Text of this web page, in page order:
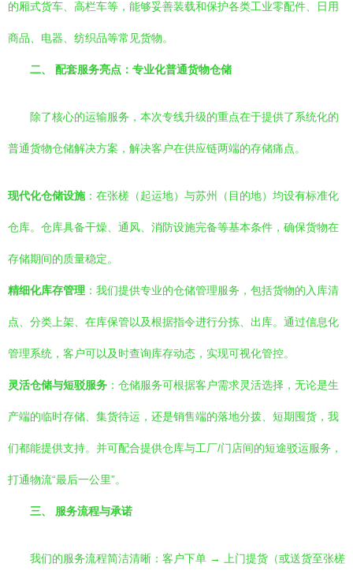
的厢式货车、高栏车等，能够妥善装载和保护各类工业零配件、日用
商品、电器、纺织品等常见货物。
二、 配套服务亮点：专业化普通货物仓储
除了核心的运输服务，本次专线升级的重点在于提供了系统化的
普通货物仓储解决方案，解决客户在供应链两端的存储痛点。
现代化仓储设施：在张槎（起运地）与苏州（目的地）均设有标准化
仓库。仓库具备干燥、通风、消防设施完备等基本条件，确保货物在
存储期间的质量稳定。
精细化库存管理 ：我们提供专业的仓储管理服务，包括货物的入库清
点、分类上架、在库保管以及根据指令进行分拣、出库。通过信息化
管理系统，客户可以及时查询库存动态，实现可视化管控。
灵活仓储与短驳服务 ：仓储服务可根据客户需求灵活选择，无论是生
产端的临时存储、集货待运，还是销售端的落地分拨、短期囤货，我
们都能提供支持。并可配合提供仓库与工厂/门店间的短途驳运服务，
打通物流“最后一公里”。
三、 服务流程与承诺
我们的服务流程简洁清晰：客户下单 → 上门提货（或送货至张槎